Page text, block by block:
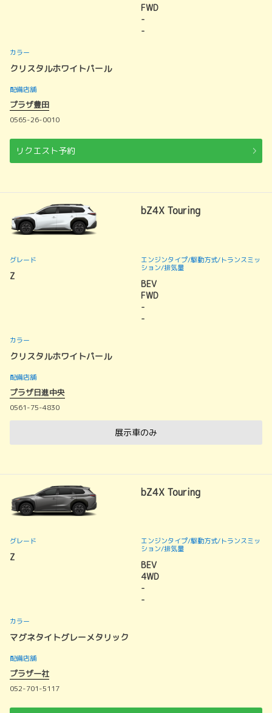
FWD
-
-
カラー
クリスタルホワイトパール
配備店舗
プラザ豊田
0565-26-0010
リクエスト予約
bZ4X Touring
グレード
Z
エンジンタイプ/駆動方式/トランスミッ
ション/排気量
BEV
FWD
-
-
カラー
クリスタルホワイトパール
配備店舗
プラザ日進中央
0561-75-4830
展示車のみ
bZ4X Touring
グレード
Z
エンジンタイプ/駆動方式/トランスミッ
ション/排気量
BEV
4WD
-
-
カラー
マグネタイトグレーメタリック
配備店舗
プラザ一社
052-701-5117